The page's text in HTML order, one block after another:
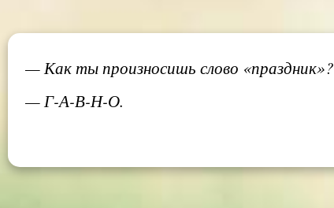
— Как ты произносишь слово «праздник»?
— Г-А-В-Н-О.